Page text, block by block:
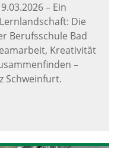
–Ein
Die
Berufsschule Bad
Kreativität
–
Schweinfurt.